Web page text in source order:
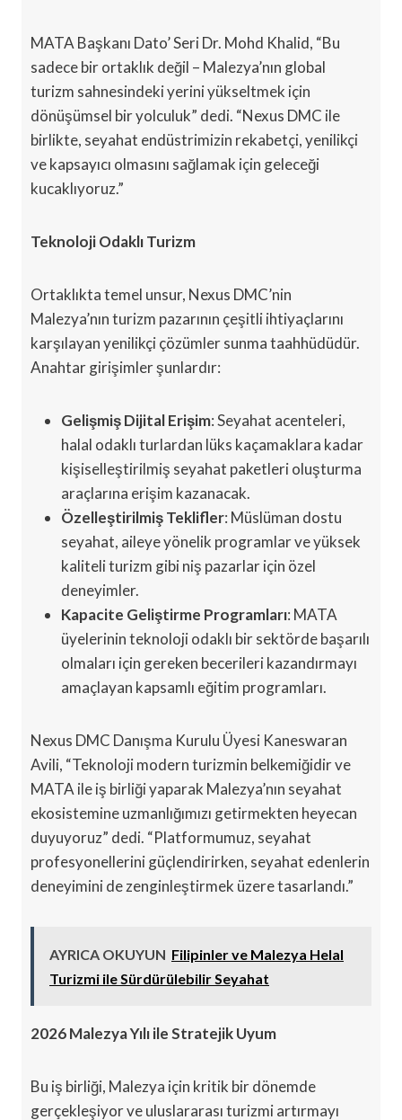
MATA Başkanı Dato’ Seri Dr. Mohd Khalid, “Bu
sadece bir ortaklık değil – Malezya’nın global
turizm sahnesindeki yerini yükseltmek için
dönüşümsel bir yolculuk” dedi. “Nexus DMC ile
birlikte, seyahat endüstrimizin rekabetçi, yenilikçi
ve kapsayıcı olmasını sağlamak için geleceği
kucaklıyoruz.”
Teknoloji Odaklı Turizm
Ortaklıkta temel unsur, Nexus DMC’nin
Malezya’nın turizm pazarının çeşitli ihtiyaçlarını
karşılayan yenilikçi çözümler sunma taahhüdüdür.
Anahtar girişimler şunlardır:
Gelişmiş Dijital Erişim: Seyahat acenteleri,
halal odaklı turlardan lüks kaçamaklara kadar
kişiselleştirilmiş seyahat paketleri oluşturma
araçlarına erişim kazanacak.
Özelleştirilmiş Teklifler: Müslüman dostu
seyahat, aileye yönelik programlar ve yüksek
kaliteli turizm gibi niş pazarlar için özel
deneyimler.
Kapacite Geliştirme Programları: MATA
üyelerinin teknoloji odaklı bir sektörde başarılı
olmaları için gereken becerileri kazandırmayı
amaçlayan kapsamlı eğitim programları.
Nexus DMC Danışma Kurulu Üyesi Kaneswaran
Avili, “Teknoloji modern turizmin belkemiğidir ve
MATA ile iş birliği yaparak Malezya’nın seyahat
ekosistemine uzmanlığımızı getirmekten heyecan
duyuyoruz” dedi. “Platformumuz, seyahat
profesyonellerini güçlendirirken, seyahat edenlerin
deneyimini de zenginleştirmek üzere tasarlandı.”
AYRICA OKUYUN Filipinler ve Malezya Helal
Turizmi ile Sürdürülebilir Seyahat
2026 Malezya Yılı ile Stratejik Uyum
Bu iş birliği, Malezya için kritik bir dönemde
gerçekleşiyor ve uluslararası turizmi artırmayı